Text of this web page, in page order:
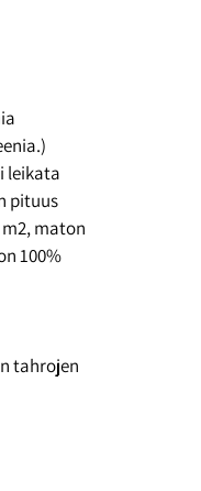
leikata
pituus
maton
100%
tahrojen